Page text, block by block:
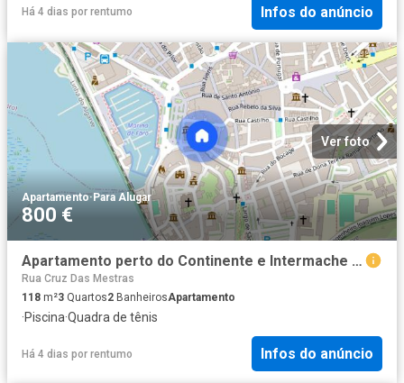
Há 4 dias por rentumo Infos do anúncio
Ver foto
Apartamento· Para Alugar
800 €
Apartamento perto do Continente e Intermache em Portimao
Rua Cruz Das Mestras
118 m²3 Quartos2 BanheirosApartamento
·Piscina·Quadra de tênis
Há 4 dias por rentumo Infos do anúncio